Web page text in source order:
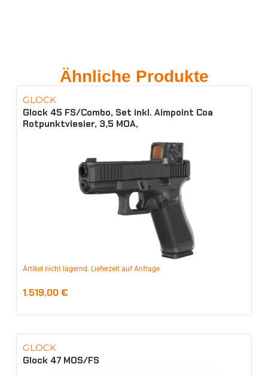
Ähnliche Produkte
GLOCK
Glock 45 FS/Combo, Set inkl. Aimpoint Coa
Rotpunktviesier, 3,5 MOA,
Artikel nicht lagernd. Lieferzeit auf Anfrage
1.519,00 €
GLOCK
Glock 47 MOS/FS